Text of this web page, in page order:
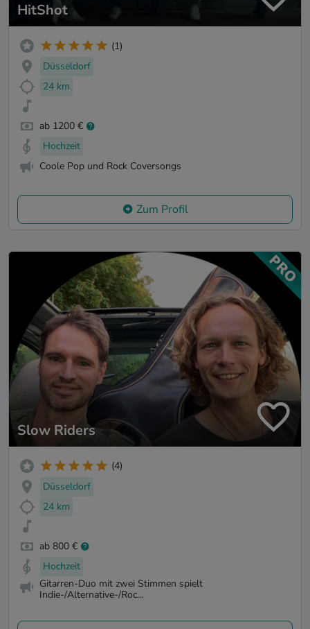
HitShot
(1)
Düsseldorf
24 km
ab 1200 €
Hochzeit
Coole Pop und Rock Coversongs
Zum Profil
Slow Riders
(4)
Düsseldorf
24 km
ab 800 €
Hochzeit
Gitarren-Duo mit zwei Stimmen spielt
Indie-/Alternative-/Roc...